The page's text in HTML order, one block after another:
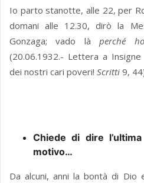
Io parto stanotte, alle 22, per
domani alle 12.30, dirò la
Gonzaga; vado làperché
(20.06.1932.- Lettera a
dei nostri cari poveri! Scritti 9,
Chiede di dire
motivo…
Da alcuni, anni la bontà di Dio